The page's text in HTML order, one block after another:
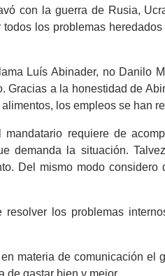
con la guerra de Rusia,
los problemas
Luís Abinader, no Danilo
Gracias a la honestidad de
los empleos se han
requiere de
demanda la situación.
Del mismo modo
los problemas
materia de comunicación el
de gastar bien y mejor.